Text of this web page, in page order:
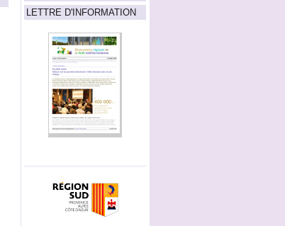
LETTRE D'INFORMATION